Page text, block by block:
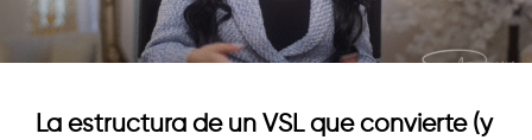
La estructura de un VSL que convierte (y